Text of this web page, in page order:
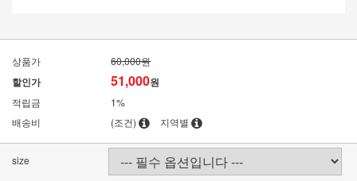
상품가 60,000원
할인가 51,000원
적립금
1%
배송비
(조건) 지역별
size